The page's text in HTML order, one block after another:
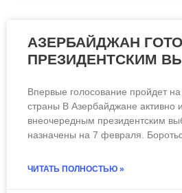
АЗЕРБАЙДЖАН
ПРЕЗИДЕНТСКИМ
Впервые голосование пройдет
страны В Азербайджане активно
внеочередным президентским
назначены на 7 февраля.
ЧИТАТЬ ПОЛНОСТЬЮ »